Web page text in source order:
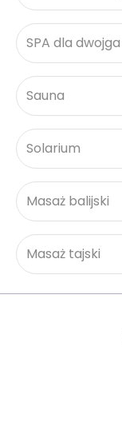
SPA dla dwojga
Sauna
Solarium
Masaż balijski
Masaż tajski